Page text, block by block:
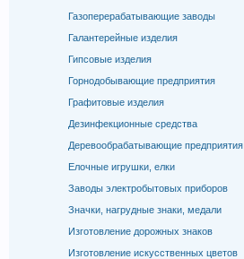
Газоперерабатывающие заводы
Галантерейные изделия
Гипсовые изделия
Горнодобывающие предприятия
Графитовые изделия
Дезинфекционные средства
Деревообрабатывающие предприятия
Елочные игрушки, елки
Заводы электробытовых приборов
Значки, нагрудные знаки, медали
Изготовление дорожных знаков
Изготовление искусственных цветов